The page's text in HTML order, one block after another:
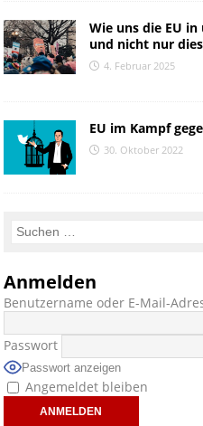
Wie uns die EU
und nicht nur
4. Februar 2025
EU im Kampf
30. Oktober 2022
Anmelden
Benutzername oder E-Mail-
Passwort
Passwort anzeigen
Angemeldet bleiben